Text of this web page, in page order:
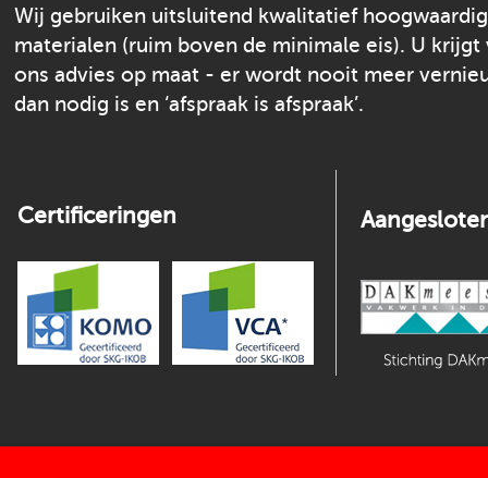
Wij gebruiken uitsluitend kwalitatief
materialen (ruim boven de minimale eis). U krijgt
ons advies op maat - er wordt nooit meer
dan nodig is en ‘afspraak is afspraak’.
Certificeringen